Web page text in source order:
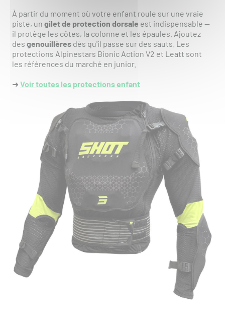
À partir du moment où votre enfant roule sur une vraie
piste, un gilet de protection dorsale est indispensable —
il protège les côtes, la colonne et les épaules. Ajoutez
des genouillèresdès qu'il passe sur des sauts. Les
protections Alpinestars Bionic Action V2 et Leatt sont
les références du marché en junior.
➜ Voir toutes les protections enfant